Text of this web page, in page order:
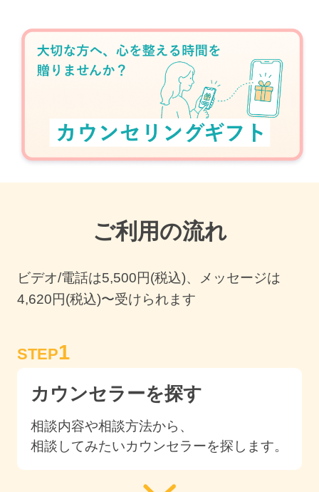
ご利用の流れ
ビデオ/電話は5,500円(税込)、メッセージは
4,620円(税込)〜受けられます
STEP1
カウンセラーを探す
相談内容や相談方法から、
相談してみたいカウンセラーを探します。